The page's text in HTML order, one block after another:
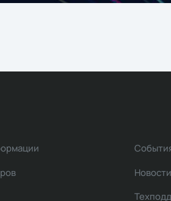
Новости